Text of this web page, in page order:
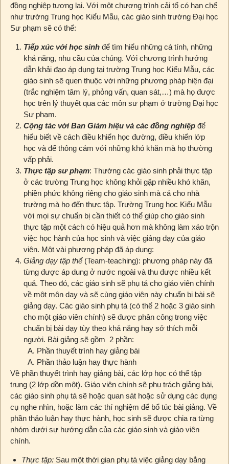
đồng nghiệp tương lai. Với một chương trình cải tổ có hạn chế
như trường Trung học Kiểu Mẫu, các giáo sinh trường Đại học
Sư phạm sẽ có thể:
Tiếp xúc với học sinhđể tìm hiểu những cá tính, những
khả năng, nhu cầu của chúng. Với chương trình hướng
dẫn khải đạo áp dụng tại trường Trung học Kiểu Mẫu, các
giáo sinh sẽ quen thuộc với những phương pháp hiện đại
(trắc nghiệm tâm lý, phỏng vấn, quan sát,…) mà họ được
học trên lý thuyết qua các môn sư phạm ở trường Đại học
Sư phạm.
Cộng tác với Ban Giám hiệu và các đồng nghiệpđể
hiểu biết về cách điều khiển học đường, điều khiển lớp
học và để thông cảm với những khó khăn mà họ thường
vấp phải.
Thực tập sư phạm: Thường các giáo sinh phải thực tập
ở các trường Trung học không khỏi gặp nhiều khó khăn,
phiền phức không riêng cho giáo sinh mà cả cho nhà
trường mà họ đến thực tập. Trường Trung học Kiểu Mẫu
với mọi sự chuẩn bị cần thiết có thể giúp cho giáo sinh
thực tập một cách có hiệu quả hơn mà không làm xáo trộn
việc học hành của học sinh và việc giảng dạy của giáo
viên. Một vài phương pháp đã áp dụng:
Giảng dạy tập thể(Team-teaching): phương pháp này đã
từng được áp dung ở nước ngoài và thu được nhiều kết
quả. Theo đó, các giáo sinh sẽ phụ tá cho giáo viên chính
về một môn dạy và sẽ cùng giáo viên này chuẩn bị bài sẽ
giảng dạy. Các giáo sinh phụ tá (có thể 2 hoặc 3 giáo sinh
cho một giáo viên chính) sẽ được phân công trong việc
chuẩn bị bài dạy tùy theo khả năng hay sở thích mỗi
người. Bài giảng sẽ gồm 2 phần:
Phần thuyết trình hay giảng bài
Phần thảo luận hay thực hành
Về phần thuyết trình hay giảng bài, các lớp học có thể tập
trung (2 lớp dồn một). Giáo viên chính sẽ phụ trách giảng bài,
các giáo sinh phụ tá sẽ hoặc quan sát hoặc sử dụng các dụng
cụ nghe nhìn, hoặc làm các thí nghiệm để bổ túc bài giảng. Về
phần thảo luận hay thực hành, học sinh sẽ được chia ra từng
nhóm dưới sự hướng dẫn của các giáo sinh và giáo viên
chính.
Thực tập: Sau một thời gian phụ tá việc giảng dạy bằng